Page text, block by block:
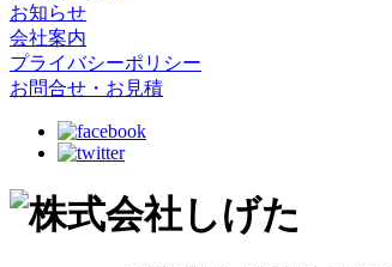
お知らせ
会社案内
プライバシーポリシー
お問合せ・お見積